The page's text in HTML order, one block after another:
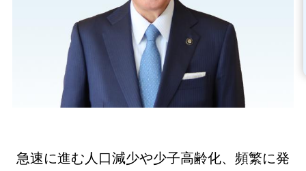
急速に進む人口減少や少子高齢化、頻繁に発